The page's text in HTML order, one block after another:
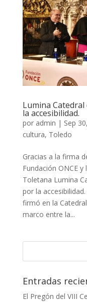
Lumina
la accesibilidad.
por admin | Sep
cultura, Toledo
Gracias a la firma
Fundación ONCE
Toletana Lumina
por la
firmó en la
marco entre la...
Entradas
El Pregón del VIII